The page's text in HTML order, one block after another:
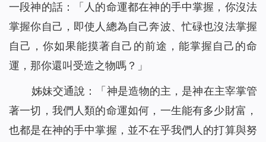
一段神的話：「 人的命運都在神的手中掌握，你沒法
掌握你自己，即使人總為自己奔波、忙碌也沒法掌握
自己，你如果能摸著自己的前途，能掌握自己的命
運，那你還叫受造之物嗎？ 」
姊妹交通說：「神是造物的主，是神在主宰掌管
著一切，我們人類的命運如何，一生能有多少財富，
也都是在神的手中掌握，並不在乎我們人的打算與努